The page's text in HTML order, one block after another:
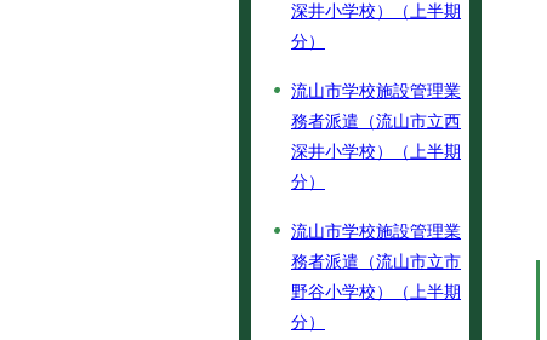
深井小学校）（上半期
分）
流山市学校施設管理業
務者派遣（流山市立西
深井小学校）（上半期
分）
流山市学校施設管理業
務者派遣（流山市立市
野谷小学校）（上半期
分）